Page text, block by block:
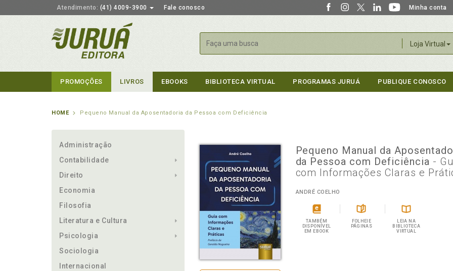
Atendimento: (41) 4009-3900 Fale conosco Minha conta
Loja Virtual
Buscar
PROMOÇÕES LIVROS EBOOKS BIBLIOTECA VIRTUAL PROGRAMAS JURUÁ PUBLIQUE CONOSCO
HOME Pequeno Manual da Aposentadoria da Pessoa com Deficiência
Administração
Contabilidade
Direito
Economia
Filosofia
Literatura e Cultura
Psicologia
Sociologia
Internacional
Pequeno Manual da
da Pessoa com Deficiência -
com Informações Claras e
ANDRÉ COELHO
TAMBÉM
DISPONÍVEL
EM EBOOK
FOLHEIE
PÁGINAS
LEIA NA
BIBLIOTECA
VIRTUAL